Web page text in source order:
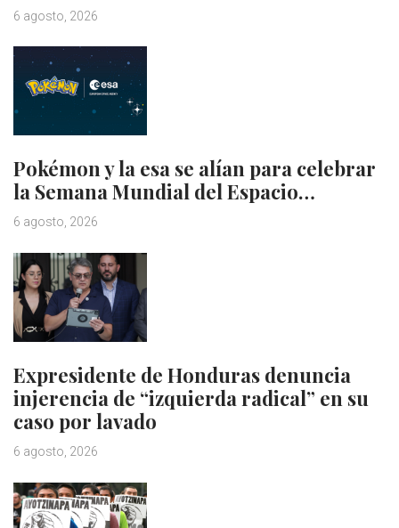
6 agosto, 2026
Pokémon y la esa se alían para celebrar
la Semana Mundial del Espacio…
6 agosto, 2026
Expresidente de Honduras denuncia
injerencia de “izquierda radical” en su
caso por lavado
6 agosto, 2026